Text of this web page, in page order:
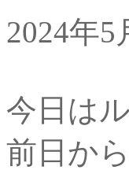
2024年5
今日は
前日か